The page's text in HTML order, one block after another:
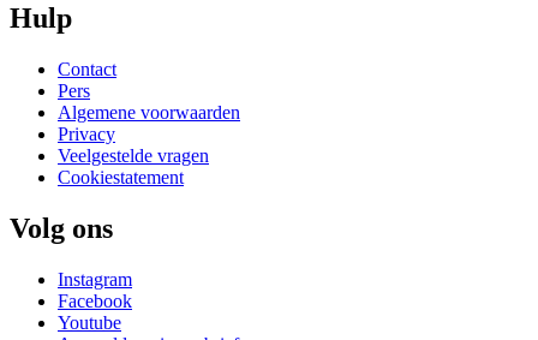
Hulp
Contact
Pers
Algemene voorwaarden
Privacy
Veelgestelde vragen
Cookiestatement
Volg ons
Instagram
Facebook
Youtube